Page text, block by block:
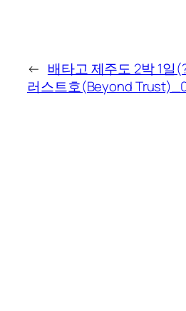
← 배타고 제주도 2박 1일
러스트호(Beyond